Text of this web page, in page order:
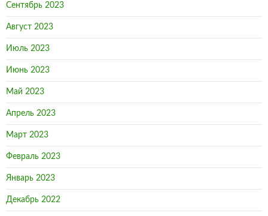
Сентябрь 2023
Август 2023
Июль 2023
Июнь 2023
Май 2023
Апрель 2023
Март 2023
Февраль 2023
Январь 2023
Декабрь 2022